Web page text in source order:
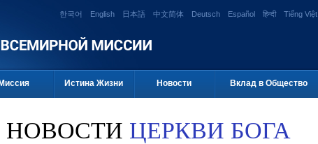
한국어 English 日本語 中文简体 Deutsch Español हिन्दी Tiếng Việt
Миссия Истина Жизни Новости Вклад в Общество
НОВОСТИ ЦЕРКВИ БОГА